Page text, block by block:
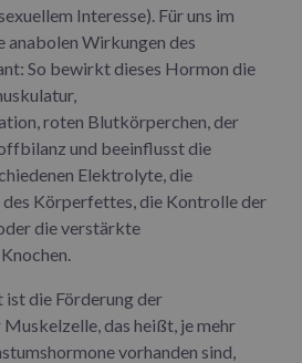
Interesse). Für uns im
anabolen Wirkungen des
So bewirkt dieses Hormon die
roten Blutkörperchen, der
und beeinflusst die
Elektrolyte, die
Körperfettes, die Kontrolle der
die verstärkte
die Förderung der
das heißt, je mehr
vorhanden sind,